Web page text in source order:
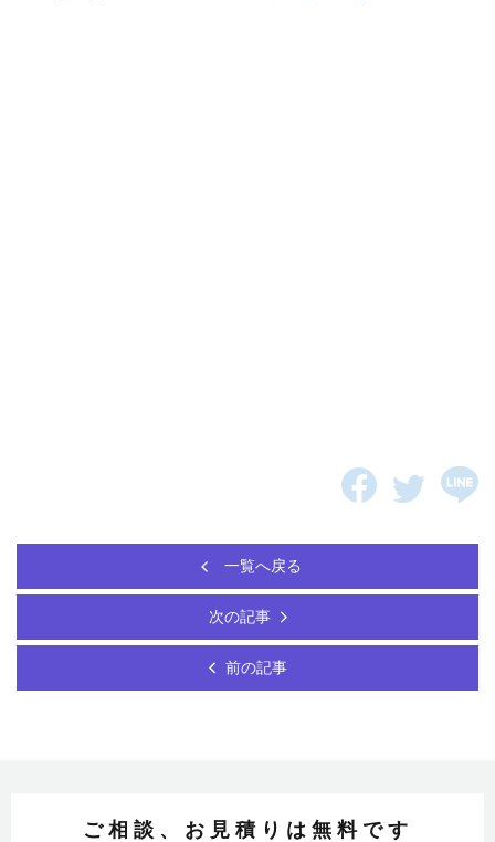
一覧へ戻る
次の記事
前の記事
ご相談、お見積りは無料です